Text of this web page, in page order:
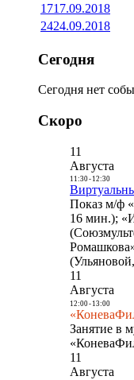
1717.09.2018
2424.09.2018
Сегодня
Сегодня нет
Скоро
11
Августа
11:30- 12:30
Показ м/ф
16 мин.);
11
Августа
12:00- 13:00
Занятие в
11
Августа